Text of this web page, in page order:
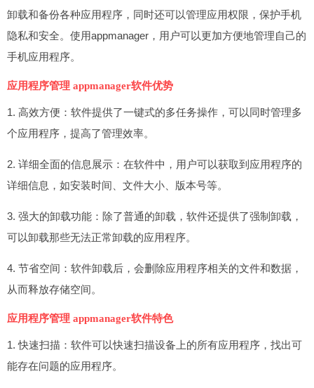
卸载和备份各种应用程序，同时还可以管理应用权限，保护手机
隐私和安全。使用appmanager，用户可以更加方便地管理自己的
手机应用程序。
应用程序管理 appmanager软件优势
1. 高效方便：软件提供了一键式的多任务操作，可以同时管理多
个应用程序，提高了管理效率。
2. 详细全面的信息展示：在软件中，用户可以获取到应用程序的
详细信息，如安装时间、文件大小、版本号等。
3. 强大的卸载功能：除了普通的卸载，软件还提供了强制卸载，
可以卸载那些无法正常卸载的应用程序。
4. 节省空间：软件卸载后，会删除应用程序相关的文件和数据，
从而释放存储空间。
应用程序管理 appmanager软件特色
1. 快速扫描：软件可以快速扫描设备上的所有应用程序，找出可
能存在问题的应用程序。